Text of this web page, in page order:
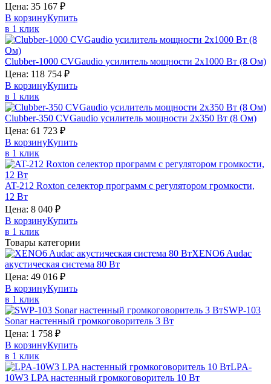
Цена: 35 167 ₽
В корзинуКупить
в 1 клик
Clubber-1000 CVGaudio усилитель мощности 2х1000 Вт (8 Ом)
Цена: 118 754 ₽
В корзинуКупить
в 1 клик
Clubber-350 CVGaudio усилитель мощности 2х350 Вт (8 Ом)
Цена: 61 723 ₽
В корзинуКупить
в 1 клик
AT-212 Roxton селектор программ с регулятором громкости,
12 Вт
Цена: 8 040 ₽
В корзинуКупить
в 1 клик
Товары категории
XENO6Audac
акустическая система 80 Вт
Цена: 49 016 ₽
В корзинуКупить
в 1 клик
SWP-103
Sonarнастенный громкоговоритель 3 Вт
Цена: 1 758 ₽
В корзинуКупить
в 1 клик
LPA-
10W3 LPAнастенный громкоговоритель 10 Вт